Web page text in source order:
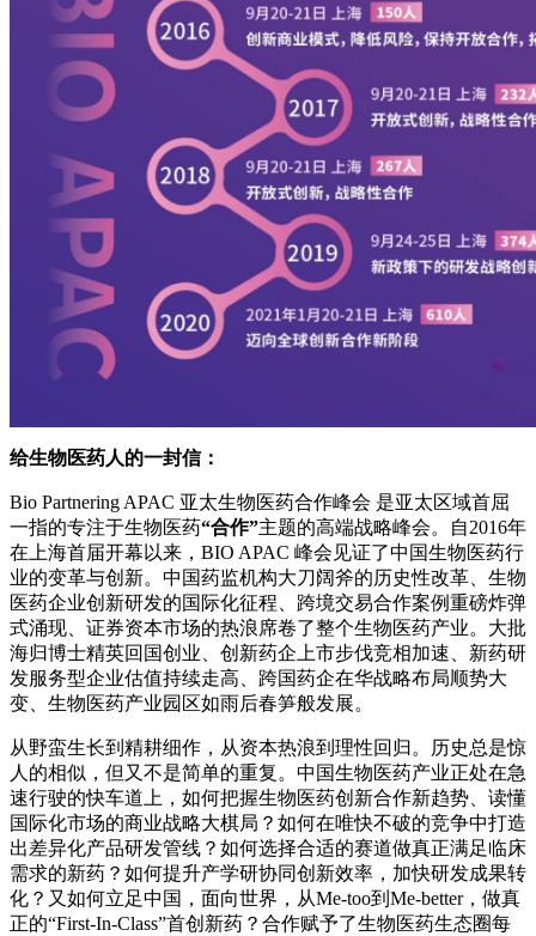
给生物医药人的一封信：
Bio Partnering APAC 亚太生物医药合作峰会 是亚太区域首屈
一指的专注于生物医药“合作”主题的高端战略峰会。自2016年
在上海首届开幕以来，BIO APAC 峰会见证了中国生物医药行
业的变革与创新。中国药监机构大刀阔斧的历史性改革、生物
医药企业创新研发的国际化征程、跨境交易合作案例重磅炸弹
式涌现、证券资本市场的热浪席卷了整个生物医药产业。大批
海归博士精英回国创业、创新药企上市步伐竞相加速、新药研
发服务型企业估值持续走高、跨国药企在华战略布局顺势大
变、生物医药产业园区如雨后春笋般发展。
从野蛮生长到精耕细作，从资本热浪到理性回归。历史总是惊
人的相似，但又不是简单的重复。中国生物医药产业正处在急
速行驶的快车道上，如何把握生物医药创新合作新趋势、读懂
国际化市场的商业战略大棋局？如何在唯快不破的竞争中打造
出差异化产品研发管线？如何选择合适的赛道做真正满足临床
需求的新药？如何提升产学研协同创新效率，加快研发成果转
化？又如何立足中国，面向世界，从Me-too到Me-better，做真
正的“First-In-Class”首创新药？合作赋予了生物医药生态圈每